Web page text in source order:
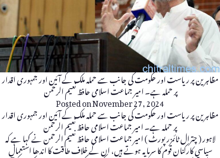
مظاہرین پر ریاست اور حکومت کی جانب سے حملہ ملک کے آئین اور جمہوری اقدار
پر حملہ ہے۔ امیر جماعت اسلامی حافظ نعیم الرحمن
Posted onNovember 27, 2024
مظاہرین پر ریاست اور حکومت کی جانب سے حملہ ملک کے آئین اور جمہوری اقدار
پر حملہ ہے۔ امیر جماعت اسلامی حافظ نعیم الرحمن
لاہور ( چترال ٹائمزرپورٹ ) امیر جماعت اسلامی حافظ نعیم الرحمن نے کہا ہے کہ
سیاسی کارکنان قوم کا سرمایہ ہوتے ہیں، ان کے خلاف طاقت کا اندھا استعمال